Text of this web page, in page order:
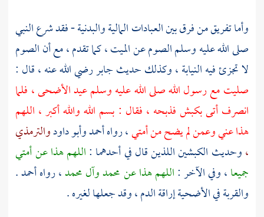
وأما تفريق من فرق بين العبادات المالية والبدنية - فقد شرع النبي
صلى الله عليه وسلم الصوم عن الميت ، كما تقدم ، مع أن الصوم
لا تجزئ فيه النيابة ، وكذلك حديثجابررضي الله عنه ، قال :
صليت مع رسول الله صلى الله عليه وسلم عيد الأضحى ، فلما
انصرف أتى بكبش فذبحه ، فقال : بسم الله والله أكبر ، اللهم
هذا عني وعمن لم يضح من أمتي، رواهأحمدوأبو داودوالترمذي
،وحديث الكبشين اللذين قال في أحدهما :اللهم هذا عن أمتي
جميعا، وفي الآخر :اللهم هذا عنمحمدوآل محمد، رواهأحمد.
والقربة في الأضحية إراقة الدم ، وقد جعلها لغيره .